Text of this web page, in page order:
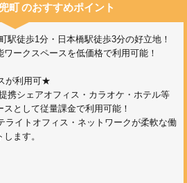
町のおすすめポイント
駅徒歩1分・日本橋駅徒歩3分の好立地！
ークスペースを低価格で利用可能！
が利用可★
携シェアオフィス・カラオケ・ホテル等
として従量課金で利用可能！
ライトオフィス・ネットワークが柔軟な働
ます。